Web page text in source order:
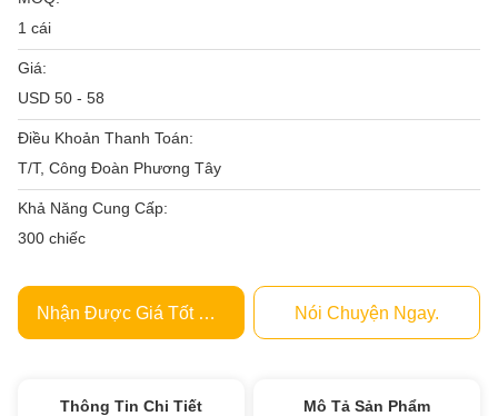
1 cái
Giá:
USD 50 - 58
Điều Khoản Thanh Toán:
T/T, Công Đoàn Phương Tây
Khả Năng Cung Cấp:
300 chiếc
Nhận Được Giá Tốt Nhất Nói Chuyện Ngay.
Thông Tin Chi Tiết Mô Tả Sản Phẩm